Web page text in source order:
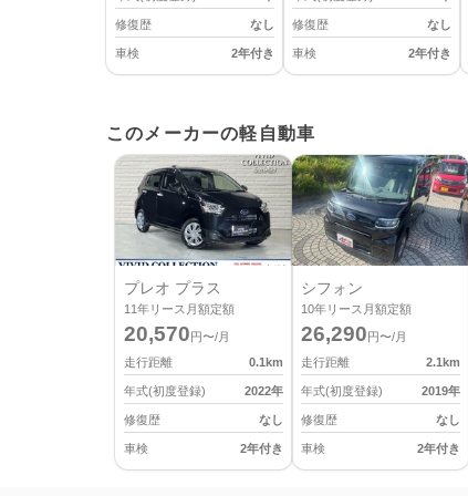
修復歴 なし
車検 2年付き
修復歴 なし
車検 2年付き
このメーカーの軽自動車
プレオ プラス
11年リース月額定額
20,570 円〜/月
走行距離
0.1km
年式(初度登録) 2022年
修復歴 なし
車検 2年付き
シフォン
10年リース月額定額
26,290 円〜/月
走行距離
2.1km
年式(初度登録) 2019年
修復歴 なし
車検 2年付き